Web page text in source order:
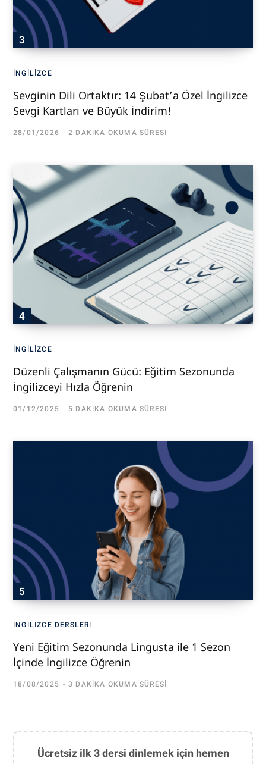
İNGILIZCE
Sevginin Dili Ortaktır: 14 Şubat’a Özel İngilizce
Sevgi Kartları ve Büyük İndirim!
28/01/2026 2 DAKIKA OKUMA SÜRESI
İNGILIZCE
Düzenli Çalışmanın Gücü: Eğitim Sezonunda
İngilizceyi Hızla Öğrenin
01/12/2025 5 DAKIKA OKUMA SÜRESI
İNGILIZCE DERSLERI
Yeni Eğitim Sezonunda Lingusta ile 1 Sezon
İçinde İngilizce Öğrenin
18/08/2025 3 DAKIKA OKUMA SÜRESI
Ücretsiz ilk 3 dersi dinlemek için hemen